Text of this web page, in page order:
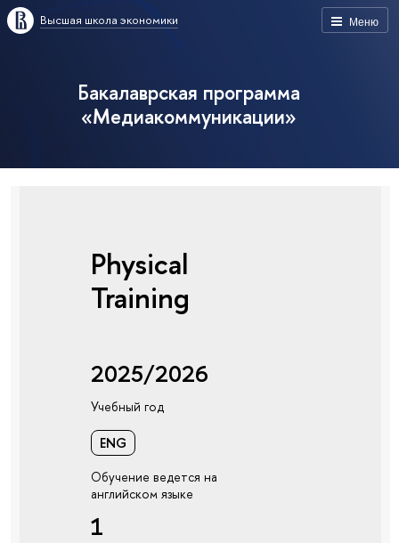
Меню
Высшая школа экономики
Бакалаврская программа
«Медиакоммуникации»
Physical
Training
2025/2026
Учебный год
ENG
Обучение ведется на
английском языке
1